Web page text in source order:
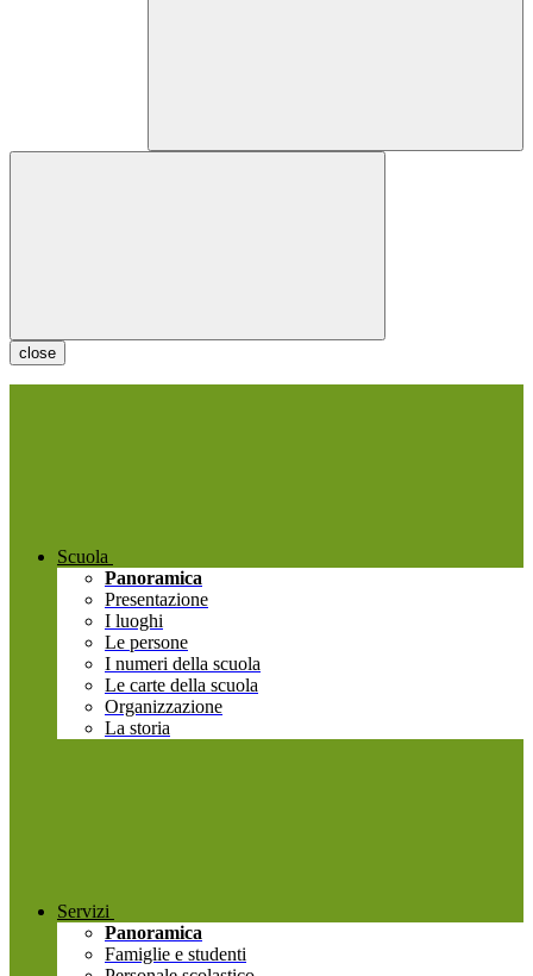
close
Scuola
Panoramica
Presentazione
I luoghi
Le persone
I numeri della scuola
Le carte della scuola
Organizzazione
La storia
Servizi
Panoramica
Famiglie e studenti